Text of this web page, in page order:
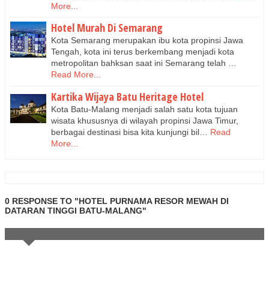
More...
Hotel Murah Di Semarang
Kota Semarang merupakan ibu kota propinsi Jawa
Tengah, kota ini terus berkembang menjadi kota
metropolitan bahksan saat ini Semarang telah …
Read More...
Kartika Wijaya Batu Heritage Hotel
Kota Batu-Malang menjadi salah satu kota tujuan
wisata khususnya di wilayah propinsi Jawa Timur,
berbagai destinasi bisa kita kunjungi bil…
Read
More...
0 RESPONSE TO "HOTEL PURNAMA RESOR MEWAH DI
DATARAN TINGGI BATU-MALANG"